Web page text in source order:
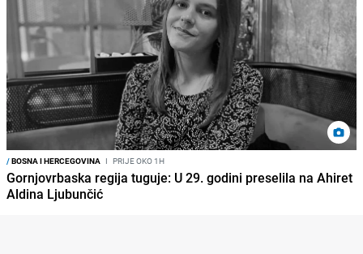
/BOSNA I HERCEGOVINA I PRIJE OKO 1H
Gornjovrbaska regija tuguje: U 29. godini preselila na Ahiret
Aldina Ljubunčić